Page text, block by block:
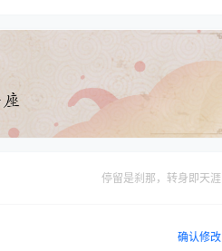
停留是刹那，转身即天涯
确认修改